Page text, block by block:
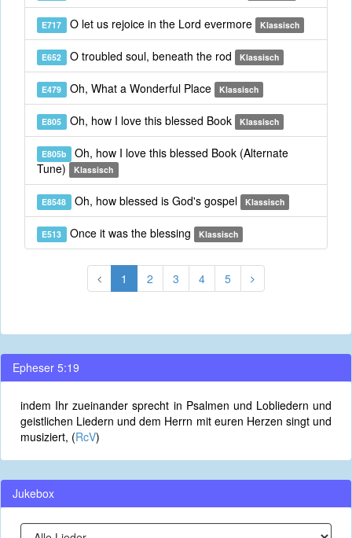
E717 O let us rejoice in the Lord evermore Klassisch
E652 O troubled soul, beneath the rod Klassisch
E479 Oh, What a Wonderful Place Klassisch
E805 Oh, how I love this blessed Book Klassisch
E805b Oh, how I love this blessed Book (Alternate
Tune)
Klassisch
E8548 Oh, how blessed is God's gospel Klassisch
E513 Once it was the blessing Klassisch
1 2 3 4 5
Epheser 5:19
indem Ihr zueinander sprecht in Psalmen und Lobliedern und
geistlichen Liedern und dem Herrn mit euren Herzen singt und
musiziert, (RcV)
Jukebox